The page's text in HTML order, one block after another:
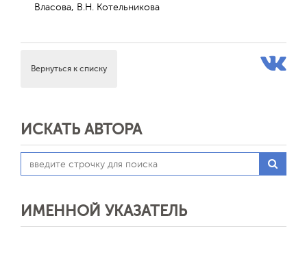
Власова, В.Н. Котельникова
Вернуться к списку
ИСКАТЬ АВТОРА
ИМЕННОЙ УКАЗАТЕЛЬ